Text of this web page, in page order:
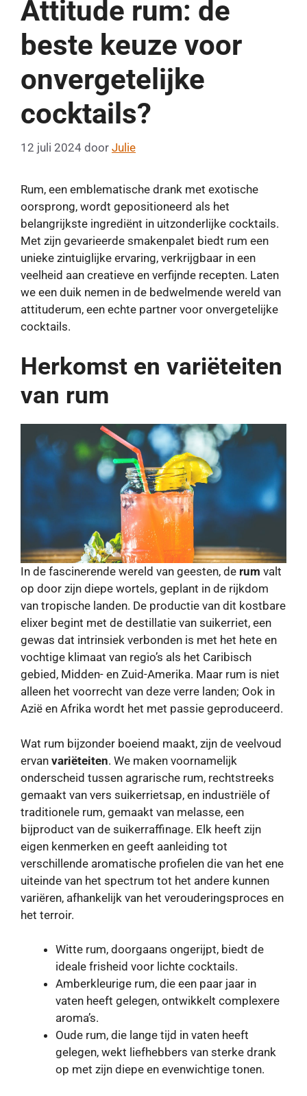
Attitude rum: de
beste keuze voor
onvergetelijke
cocktails?
12 juli 2024 door Julie
Rum, een emblematische drank met exotische
oorsprong, wordt gepositioneerd als het
belangrijkste ingrediënt in uitzonderlijke cocktails.
Met zijn gevarieerde smakenpalet biedt rum een ​​
unieke zintuiglijke ervaring, verkrijgbaar in een
veelheid aan creatieve en verfijnde recepten. Laten
we een duik nemen in de bedwelmende wereld van
attituderum, een echte partner voor onvergetelijke
cocktails.
Herkomst en variëteiten
van rum
In de fascinerende wereld van geesten, de rum valt
op door zijn diepe wortels, geplant in de rijkdom
van tropische landen. De productie van dit kostbare
elixer begint met de destillatie van suikerriet, een
gewas dat intrinsiek verbonden is met het hete en
vochtige klimaat van regio’s als het Caribisch
gebied, Midden- en Zuid-Amerika. Maar rum is niet
alleen het voorrecht van deze verre landen; Ook in
Azië en Afrika wordt het met passie geproduceerd.
Wat rum bijzonder boeiend maakt, zijn de veelvoud
ervan variëteiten. We maken voornamelijk
onderscheid tussen agrarische rum, rechtstreeks
gemaakt van vers suikerrietsap, en industriële of
traditionele rum, gemaakt van melasse, een
bijproduct van de suikerraffinage. Elk heeft zijn
eigen kenmerken en geeft aanleiding tot
verschillende aromatische profielen die van het ene
uiteinde van het spectrum tot het andere kunnen
variëren, afhankelijk van het verouderingsproces en
het terroir.
Witte rum, doorgaans ongerijpt, biedt de
ideale frisheid voor lichte cocktails.
Amberkleurige rum, die een paar jaar in
vaten heeft gelegen, ontwikkelt complexere
aroma’s.
Oude rum, die lange tijd in vaten heeft
gelegen, wekt liefhebbers van sterke drank
op met zijn diepe en evenwichtige tonen.